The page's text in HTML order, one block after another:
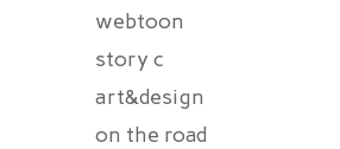
webtoon
story c
art&design
on the road